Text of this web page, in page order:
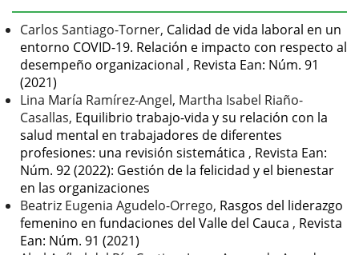
Carlos Santiago-Torner, Calidad de vida laboral en un
entorno COVID-19. Relación e impacto con respecto al
desempeño organizacional , Revista Ean: Núm. 91
(2021)
Lina María Ramírez-Angel, Martha Isabel Riaño-
Casallas, Equilibrio trabajo-vida y su relación con la
salud mental en trabajadores de diferentes
profesiones: una revisión sistemática , Revista Ean:
Núm. 92 (2022): Gestión de la felicidad y el bienestar
en las organizaciones
Beatriz Eugenia Agudelo-Orrego, Rasgos del liderazgo
femenino en fundaciones del Valle del Cauca , Revista
Ean: Núm. 91 (2021)